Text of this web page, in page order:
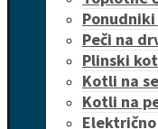
Peči na
Plinski
Kotli na
Kotli na